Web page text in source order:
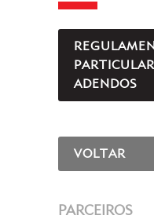
ADENDOS
VOLTAR
PARCEIROS